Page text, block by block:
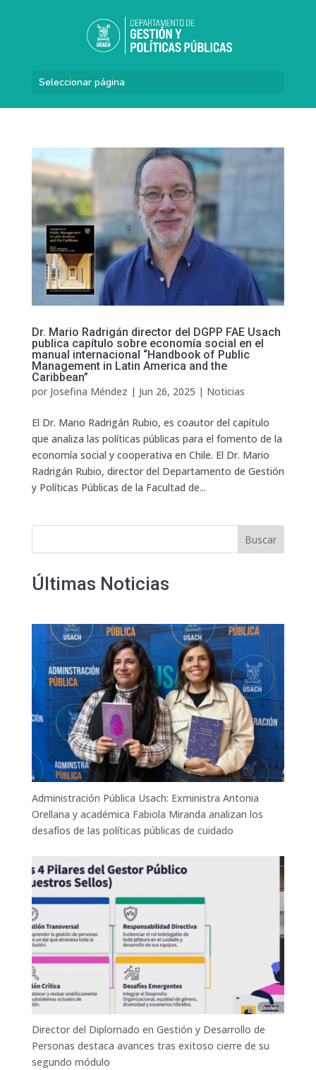
Seleccionar página
Dr. Mario Radrigán director del DGPP FAE Usach
publica capítulo sobre economía social en el
manual internacional “Handbook of Public
Management in Latin America and the
Caribbean”
por Josefina Méndez | Jun 26, 2025 | Noticias
El Dr. Mario Radrigán Rubio, es coautor del capítulo
que analiza las políticas públicas para el fomento de la
economía social y cooperativa en Chile. El Dr. Mario
Radrigán Rubio, director del Departamento de Gestión
y Políticas Públicas de la Facultad de...
Buscar
Últimas Noticias
Administración Pública Usach: Exministra Antonia
Orellana y académica Fabiola Miranda analizan los
desafíos de las políticas públicas de cuidado
Director del Diplomado en Gestión y Desarrollo de
Personas destaca avances tras exitoso cierre de su
segundo módulo